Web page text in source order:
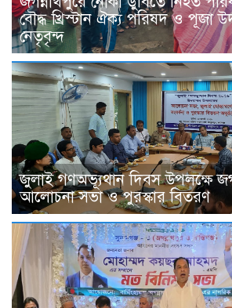
বৌদ্ধ খ্রিস্টান ঐক্য পরিষদ ও পূজা
নেতৃবৃন্দ
জুলাই গণঅভ্যূথান দিবস উপলক্ষে
আলোচনা সভা ও পুরস্কার বিতরণ